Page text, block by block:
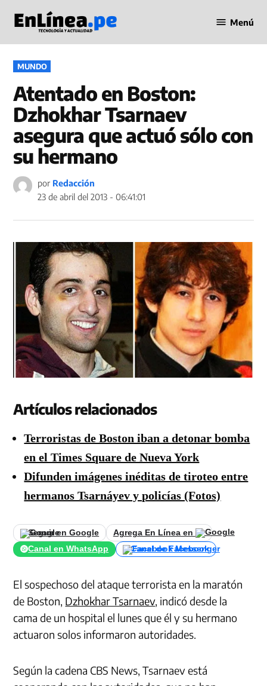
contenido
en Línea
Menú
PUBLICADO
EN
MUNDO
Atentado en Boston:
Dzhokhar Tsarnaev
asegura que actuó sólo con
su hermano
por Redacción
23 de abril del 2013 - 06:41:01
Artículos relacionados
Terroristas de Boston iban a detonar bomba
en el Times Square de Nueva York
Difunden imágenes inéditas de tiroteo entre
hermanos Tsarnáyev y policías (Fotos)
Seguir en Google
Agrega En Línea en
Canal en WhatsApp
Canal de Facebook
El sospechoso del ataque terrorista en la maratón
de Boston, Dzhokhar Tsarnaev, indicó desde la
cama de un hospital el lunes que él y su hermano
actuaron solos informaron autoridades.
Según la cadena CBS News, Tsarnaev está